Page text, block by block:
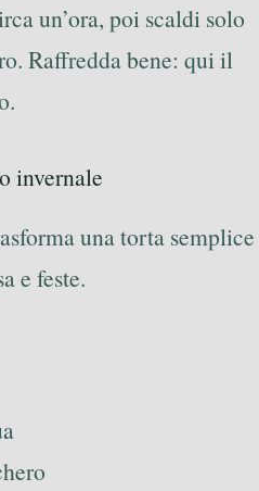
un’ora, poi scaldi solo
Raffredda bene: qui il
invernale
una torta semplice
e feste.